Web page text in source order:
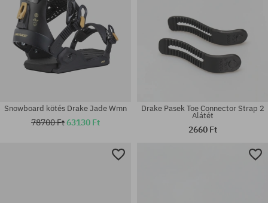
Snowboard kötés Drake Jade Wmn
78700 Ft63130 Ft
Drake Pasek Toe Connector Strap 2
Alátét
2660 Ft